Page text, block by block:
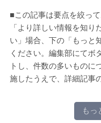
■この記事は要点を絞っ
「より詳しい情報を知
い」場合、下の「もっと
ください。編集部にてボ
トし、件数の多いものに
施したうえで、詳細記事
もっ